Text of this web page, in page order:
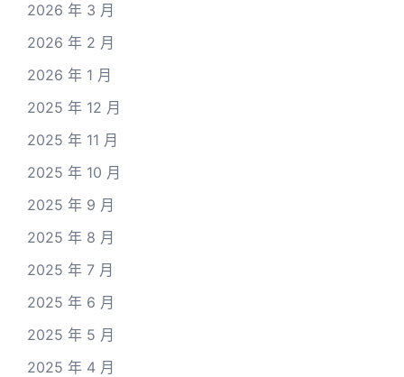
2026 年 3 月
2026 年 2 月
2026 年 1 月
2025 年 12 月
2025 年 11 月
2025 年 10 月
2025 年 9 月
2025 年 8 月
2025 年 7 月
2025 年 6 月
2025 年 5 月
2025 年 4 月